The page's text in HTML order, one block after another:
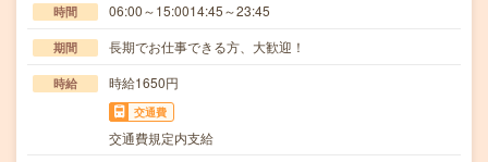
時間 06:00～15:0014:45～23:45
期間 長期でお仕事できる方、大歓迎！
時給 時給1650円
交通費
交通費規定内支給